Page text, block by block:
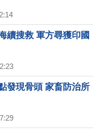
續搜救 軍方尋獲印國
發現骨頭 家畜防治所